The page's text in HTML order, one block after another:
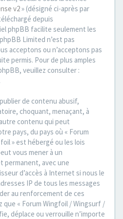
v2» (désigné ci-après par
depuis
phpBB facilite seulement les
Limited n’est pas
acceptons ou n’acceptons pas
permis. Pour de plus amples
veuillez consulter :
de contenu abusif,
choquant, menaçant, à
contenu qui peut
pays, du pays où « Forum
» est hébergé ou les lois
vous mener à un
permanent, avec une
d’accès à Internet si nous le
IP de tous les messages
au renforcement de ces
que « Forum Wingfoil / Wingsurf /
déplace ou verrouille n’importe